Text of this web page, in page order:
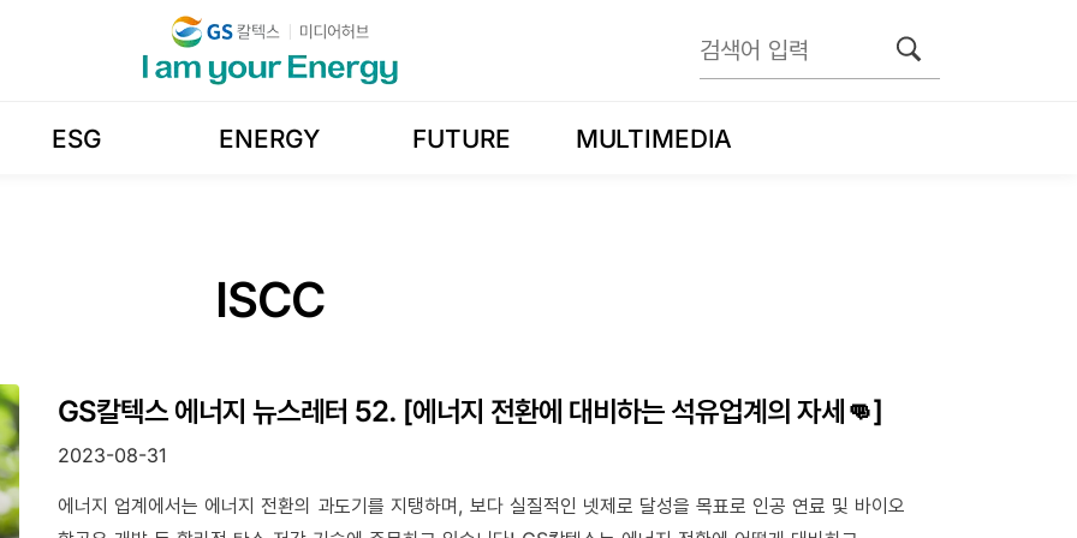
ESG ENERGY FUTURE MULTIMEDIA
ISCC
GS칼텍스 에너지 뉴스레터 52. [에너지 전환에 대비하는 석유업계의 자세👊]
2023-08-31
에너지 업계에서는 에너지 전환의 과도기를 지탱하며, 보다 실질적인 넷제로 달성을 목표로 인공 연료 및 바이오